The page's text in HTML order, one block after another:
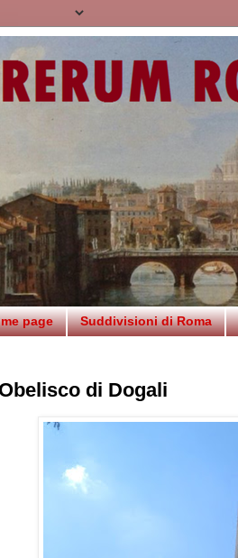
page Suddivisioni di Roma
Obelisco di Dogali